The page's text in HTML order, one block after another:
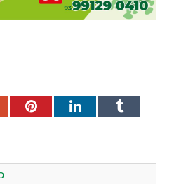
PinterestLinkedInTumblr